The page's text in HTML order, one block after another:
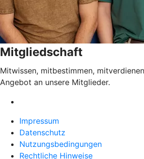
Mitgliedschaft
Mitwissen, mitbestimmen,
Angebot an unsere Mitglieder.
Impressum
Datenschutz
Nutzungsbedingungen
Rechtliche Hinweise